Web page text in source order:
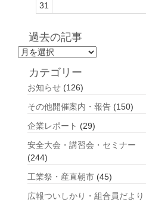
31
過去の記事
過
カテゴリー
お知らせ (126)
その他開催案内・報告 (150)
企業レポート (29)
安全大会・講習会・セミナー
(244)
工業祭・産直朝市 (45)
広報ついしかり・組合員だより